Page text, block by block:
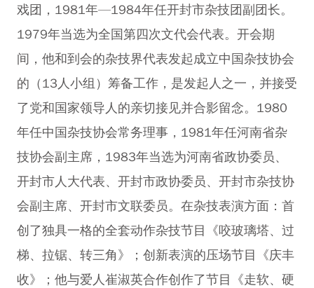
戏团，1981年—1984年任开封市杂技团副团长。
1979年当选为全国第四次文代会代表。开会期
间，他和到会的杂技界代表发起成立中国杂技协会
的（13人小组）筹备工作，是发起人之一，并接受
了党和国家领导人的亲切接见并合影留念。1980
年任中国杂技协会常务理事，1981年任河南省杂
技协会副主席，1983年当选为河南省政协委员、
开封市人大代表、开封市政协委员、开封市杂技协
会副主席、开封市文联委员。在杂技表演方面：首
创了独具一格的全套动作杂技节目《咬玻璃塔、过
梯、拉锯、转三角》；创新表演的压场节目《庆丰
收》；他与爱人崔淑英合作创作了节目《走软、硬